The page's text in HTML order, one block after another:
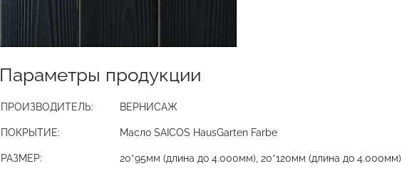
Параметры продукции
ПРОИЗВОДИТЕЛЬ: ВЕРНИСАЖ
ПОКРЫТИЕ: Масло SAICOS HausGarten Farbe
РАЗМЕР: 20*95мм (длина до 4.000мм), 20*120мм (длина до 4.000мм)